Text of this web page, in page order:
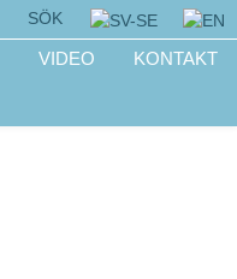
VIDEO KONTAKT
SÖK